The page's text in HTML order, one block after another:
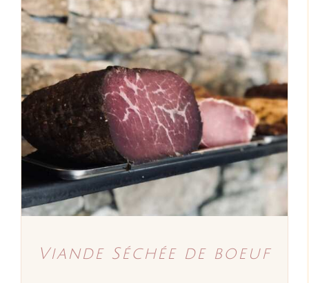
AJOUTER AU PANIER
/
DÉTAILS
Viande Séchée de boeuf